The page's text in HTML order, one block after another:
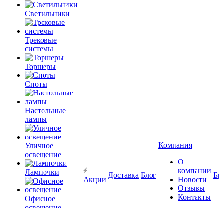
Светильники
Трековые
системы
Торшеры
Споты
Настольные
лампы
Уличное
освещение
Лампочки
Офисное
Акции
Доставка Блог
Компания
О
компании
Новости
Отзывы
Контакты